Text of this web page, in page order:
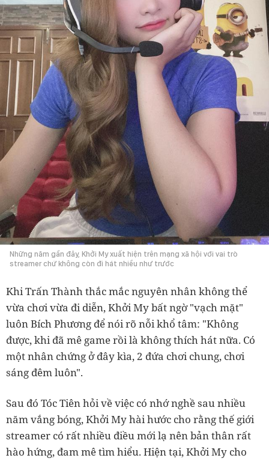
Những năm gần đây, Khởi My xuất hiện trên mạng xã hội với vai trò
streamer chứ không còn đi hát nhiều như trước
Khi Trấn Thành thắc mắc nguyên nhân không thể
vừa chơi vừa đi diễn, Khởi My bất ngờ "vạch mặt"
luôn Bích Phương để nói rõ nỗi khổ tâm: "Không
được, khi đã mê game rồi là không thích hát nữa. Có
một nhân chứng ở đây kìa, 2 đứa chơi chung, chơi
sáng đêm luôn".
Sau đó Tóc Tiên hỏi về việc có nhớ nghề sau nhiều
năm vắng bóng, Khởi My hài hước cho rằng thế giới
streamer có rất nhiều điều mới lạ nên bản thân rất
hào hứng, đam mê tìm hiểu. Hiện tại, Khởi My cho